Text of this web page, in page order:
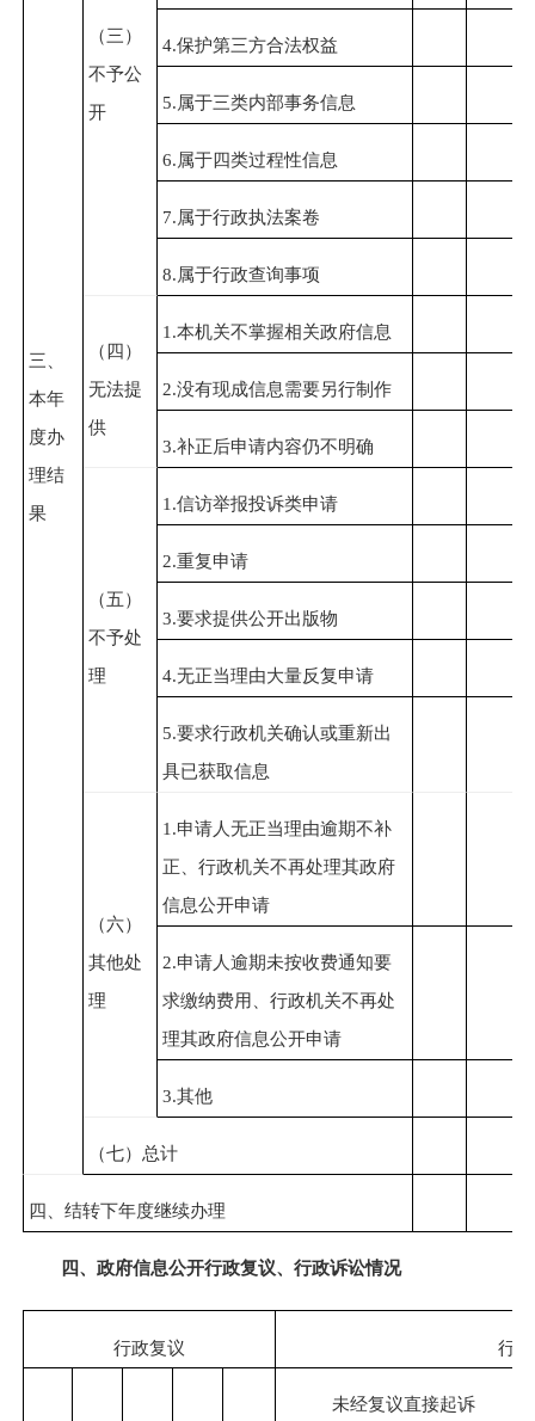
三、
本年
度办
理结
果
（三）
不予公
开
4.保护第三方合法权益
5.属于三类内部事务信息
6.属于四类过程性信息
7.属于行政执法案卷
8.属于行政查询事项
（四）
无法提
供
1.本机关不掌握相关政府信息
2.没有现成信息需要另行制作
3.补正后申请内容仍不明确
（五）
不予处
理
1.信访举报投诉类申请
2.重复申请
3.要求提供公开出版物
4.无正当理由大量反复申请
5.要求行政机关确认或重新出
具已获取信息
（六）
其他处
理
1.申请人无正当理由逾期不补
正、行政机关不再处理其政府
信息公开申请
2.申请人逾期未按收费通知要
求缴纳费用、行政机关不再处
理其政府信息公开申请
3.其他
（七）总计
四、结转下年度继续办理
四、政府信息公开行政复议、行政诉讼情况
行政复议 行
未经复议直接起诉